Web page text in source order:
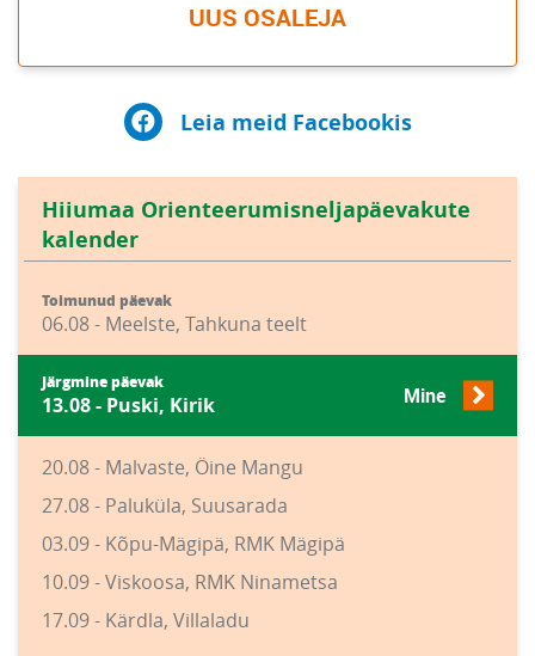
UUS OSALEJA
Leia meid Facebookis
Hiiumaa Orienteerumisneljapäevakute
kalender
Toimunud päevak
06.08 - Meelste, Tahkuna teelt
Järgmine päevak
13.08 - Puski, Kirik Mine
20.08 - Malvaste, Öine Mangu
27.08 - Paluküla, Suusarada
03.09 - Kõpu-Mägipä, RMK Mägipä
10.09 - Viskoosa, RMK Ninametsa
17.09 - Kärdla, Villaladu